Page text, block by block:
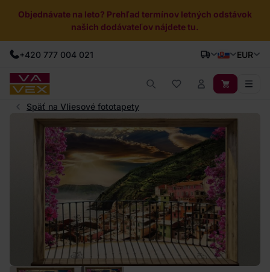
Objednávate na leto? Prehľad termínov letných odstávok
našich dodávateľov nájdete tu.
+420 777 004 021 EUR
Späť na Vliesové fototapety